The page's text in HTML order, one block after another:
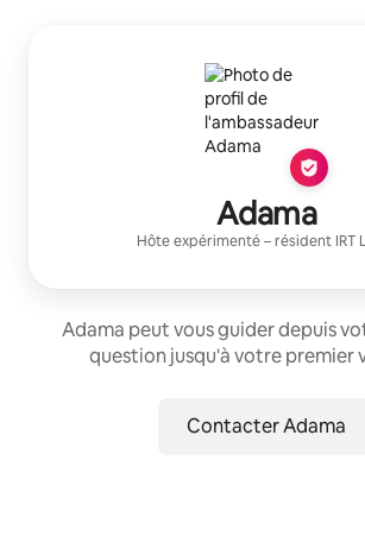
Adama
Hôte expérimenté– résident IRT
Adama peut vous guider depuis
question jusqu'à votre premier
Contacter Adama